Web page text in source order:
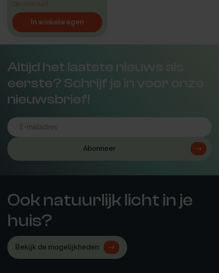
Op voorraad
In winkelwagen
Altijd het laatste nieuws als
eerste? Schrijf je in voor onze
nieuwsbrief!
Abonneer
Ook natuurlijk licht in je
huis?
Bekijk de mogelijkheden